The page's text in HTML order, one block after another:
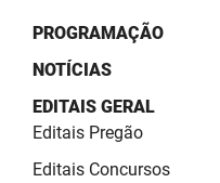
PROGRAMAÇÃO
NOTÍCIAS
EDITAIS GERAL
Editais Pregão
Editais Concursos